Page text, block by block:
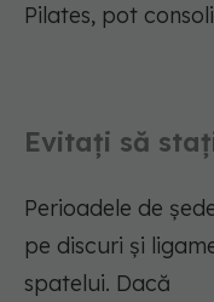
Pilates, pot
Evitați să
Perioadele de
pe discuri și
spatelui. Dacă